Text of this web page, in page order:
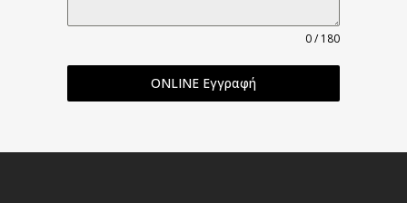
0 / 180
ONLINE Εγγραφή